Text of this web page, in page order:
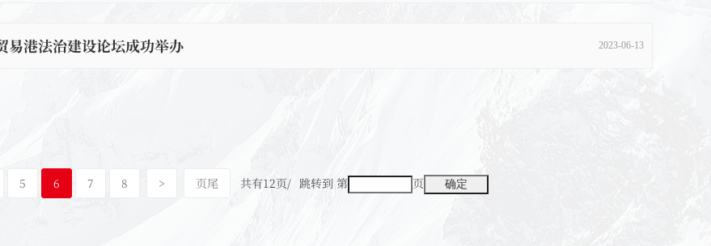
港法治建设论坛成功举办 2023-06-13
5 6 7 8 > 页尾 共有12页/ 跳转到 第 页